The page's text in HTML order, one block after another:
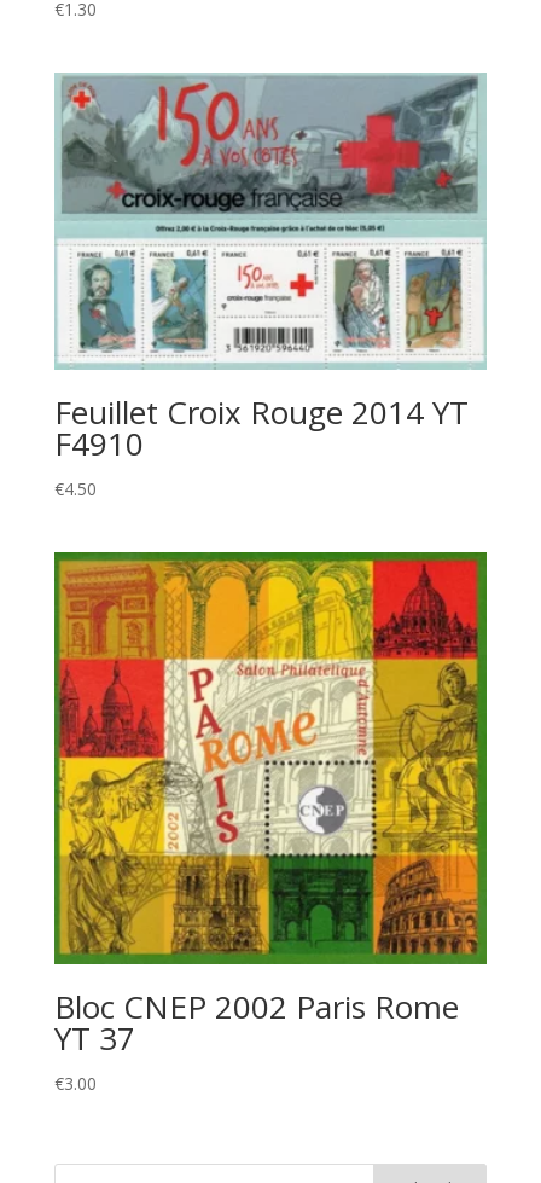
€1.30
Feuillet Croix Rouge 2014 YT
F4910
€4.50
Bloc CNEP 2002 Paris Rome
YT 37
€3.00